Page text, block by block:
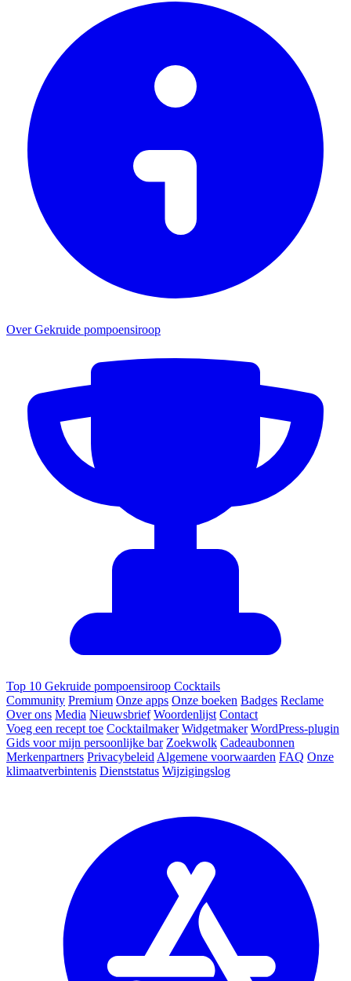
Over Gekruide pompoensiroop
Top 10 Gekruide pompoensiroop Cocktails
Community Premium Onze apps Onze boeken Badges Reclame
Over ons Media Nieuwsbrief Woordenlijst Contact
Voeg een recept toe Cocktailmaker Widgetmaker WordPress-plugin
Gids voor mijn persoonlijke bar Zoekwolk Cadeaubonnen
Merkenpartners Privacybeleid Algemene voorwaarden FAQ Onze
klimaatverbintenis Dienststatus Wijzigingslog